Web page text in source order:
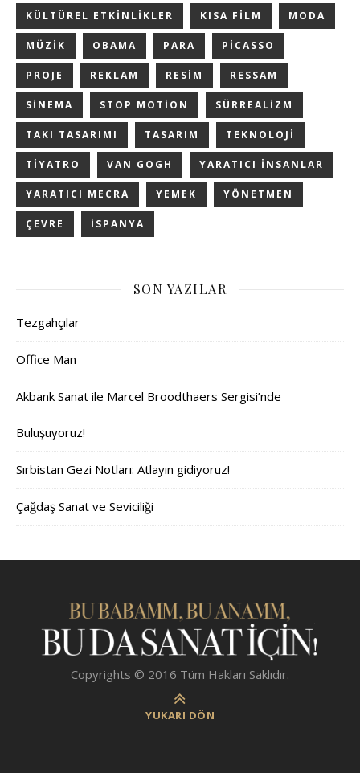
KÜLTÜREL ETKINLIKLER KISA FILM MODA
MÜZIK OBAMA PARA PICASSO
PROJE REKLAM RESIM RESSAM
SINEMA STOP MOTION SÜRREALIZM
TAKI TASARIMI TASARIM TEKNOLOJI
TIYATRO VAN GOGH YARATICI INSANLAR
YARATICI MECRA YEMEK YÖNETMEN
ÇEVRE İSPANYA
SON YAZILAR
Tezgahçılar
Office Man
Akbank Sanat ile Marcel Broodthaers Sergisi’nde
Buluşuyoruz!
Sırbistan Gezi Notları: Atlayın gidiyoruz!
Çağdaş Sanat ve Seviciliği
Copyrights © 2016 Tüm Hakları Saklıdır.
YUKARI DÖN